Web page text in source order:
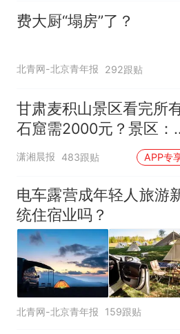
费大厨“塌房”了？
北青网-北京青年报 292跟贴
甘肃麦积山景区看完所
石窟需2000元？景区：
分石窟受特别保护，游
潇湘晨报 483跟贴 APP专
电车露营成年轻人旅游
统住宿业吗？
北青网-北京青年报 159跟贴